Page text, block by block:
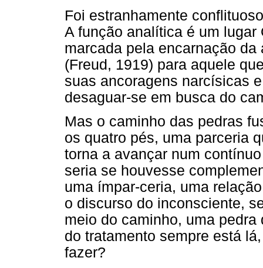
Foi estranhamente
A função analítica é um
marcada pela encarnação
(Freud, 1919) para aquele
suas ancoragens narcísicas
desaguar-se em busca do
Mas o caminho das pedras
os quatro pés, uma parceria
torna a avançar num
seria se houvesse
uma ímpar-ceria, uma
o discurso do inconsciente,
meio do caminho, uma
do tratamento sempre está
fazer?